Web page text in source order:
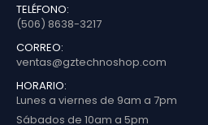
TELÉFONO:
(506) 8638-3217
CORREO:
ventas@gztechnoshop.com
HORARIO:
Lunes a viernes de 9am a 7pm
Sábados de 10am a 5pm